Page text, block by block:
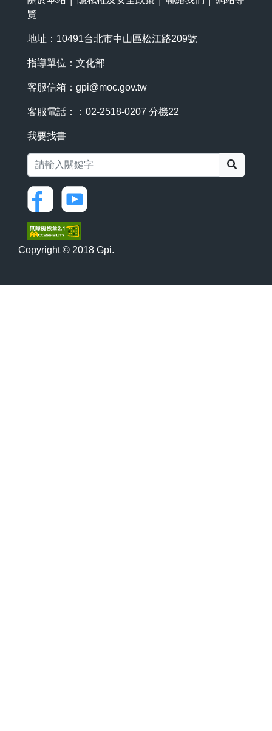
覽
地址：10491台北市中山區松江路209號
指導單位：文化部
客服信箱： gpi@moc.gov.tw
客服電話：：02-2518-0207 分機22
我要找書
Copyright © 2018 Gpi.